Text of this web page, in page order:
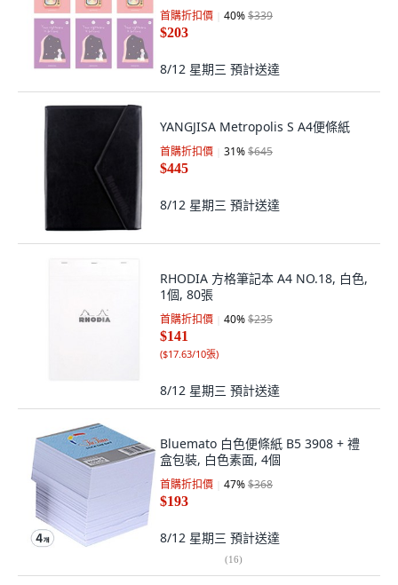
首購折扣價 40%$339
$203
8/12 星期三 預計送達
YANGJISA Metropolis S A4便條紙
首購折扣價 31%$645
$445
8/12 星期三 預計送達
RHODIA 方格筆記本 A4 NO.18, 白色,
1個, 80張
首購折扣價 40%$235
$141
($17.63/10張)
8/12 星期三 預計送達
Bluemato 白色便條紙 B5 3908 + 禮
盒包裝, 白色素面, 4個
首購折扣價 47%$368
$193
8/12 星期三 預計送達
(16)